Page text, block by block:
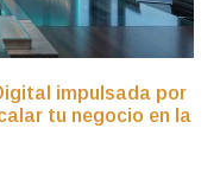
impulsada por
tu negocio en la